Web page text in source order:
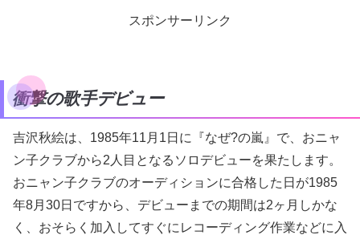
スポンサーリンク
衝撃の歌手デビュー
吉沢秋絵は、1985年11月1日に『なぜ?の嵐』で、おニャ
ン子クラブから2人目となるソロデビューを果たします。
おニャン子クラブのオーディションに合格した日が1985
年8月30日ですから、デビューまでの期間は2ヶ月しかな
く、おそらく加入してすぐにレコーディング作業などに入